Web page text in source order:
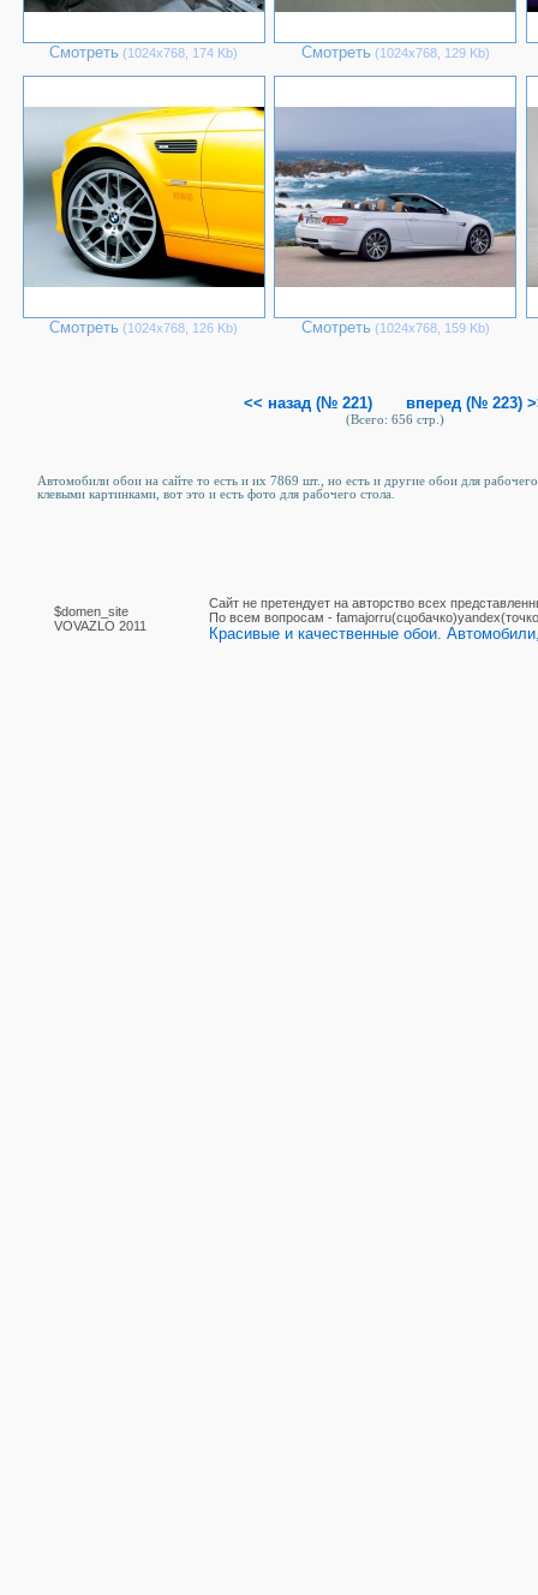
Смотреть (1024х768, 174 Kb) Смотреть (1024х768, 129 Kb)
Смотреть (1024х768, 126 Kb) Смотреть (1024х768, 159 Kb)
<< назад (№ 221) вперед (№ 223)
(Всего: 656 стр.)
Автомобили обои на сайте то есть и их 7869 шт., но есть и другие обои для
клевыми картинками, вот это и есть фото для рабочего стола.
$domen_site
VOVAZLO 2011
Сайт не претендует на авторство всех
По вcем вопросам -
Красивые и качественные обои.